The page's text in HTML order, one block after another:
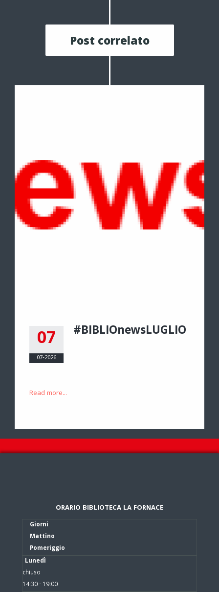
Post correlato
07
07-2026
#BIBLIOnewsLUGLIO
Read more...
ORARIO BIBLIOTECA LA FORNACE
Giorni
Mattino
Pomeriggio
Lunedì
chiuso
14:30 - 19:00